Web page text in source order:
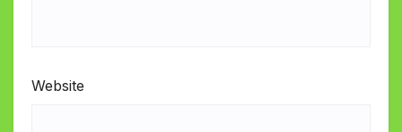
Website